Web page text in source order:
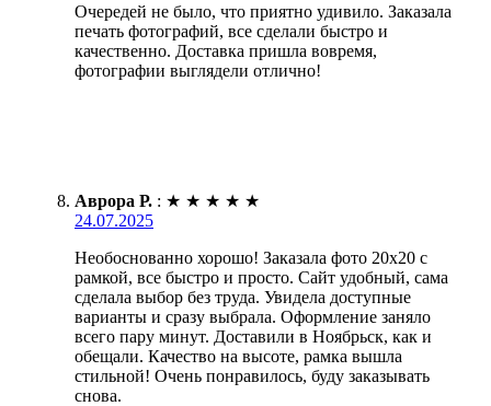
Очередей не было, что приятно удивило. Заказала
печать фотографий, все сделали быстро и
качественно. Доставка пришла вовремя,
фотографии выглядели отлично!
Аврора Р. : ★ ★ ★ ★ ★
24.07.2025
Необоснованно хорошо! Заказала фото 20х20 с
рамкой, все быстро и просто. Сайт удобный, сама
сделала выбор без труда. Увидела доступные
варианты и сразу выбрала. Оформление заняло
всего пару минут. Доставили в Ноябрьск, как и
обещали. Качество на высоте, рамка вышла
стильной! Очень понравилось, буду заказывать
снова.